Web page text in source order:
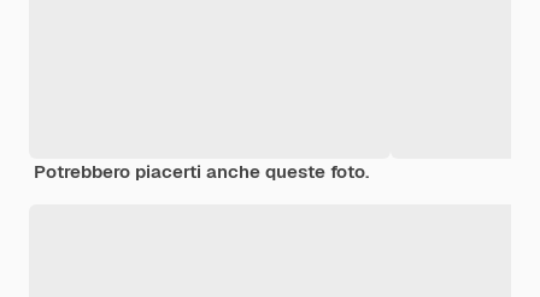
Potrebbero piacerti anche queste foto.